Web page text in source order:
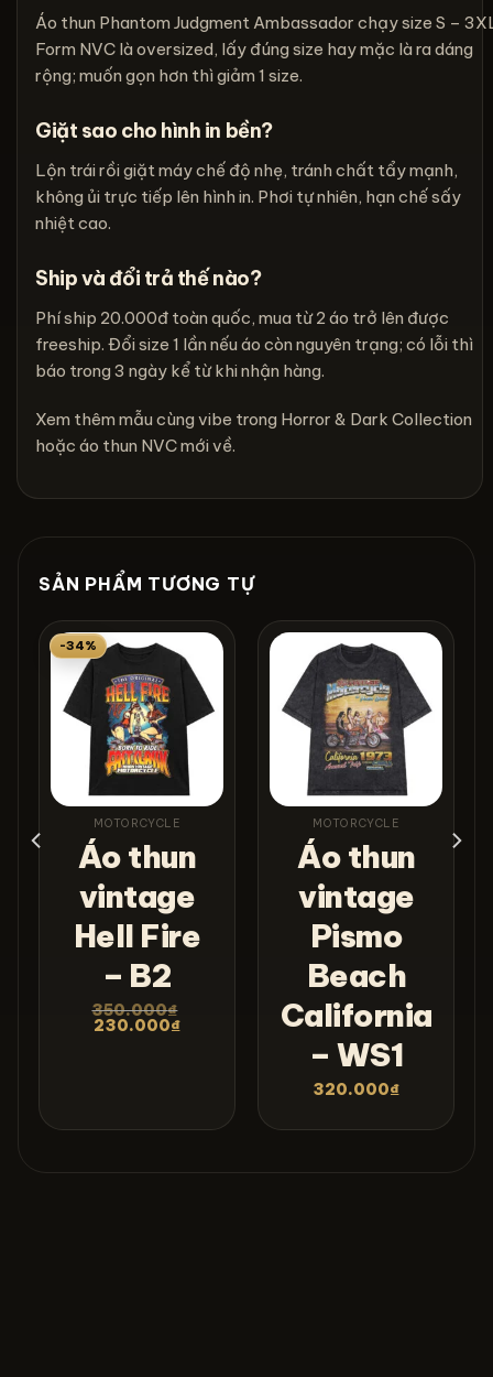
Áo thun Phantom Judgment Ambassador chạy size S –
Form NVC là oversized, lấy đúng size hay mặc là ra dáng
rộng; muốn gọn hơn thì giảm 1 size.
Giặt sao cho hình in bền?
Lộn trái rồi giặt máy chế độ nhẹ, tránh chất tẩy mạnh,
không ủi trực tiếp lên hình in. Phơi tự nhiên, hạn chế sấy
nhiệt cao.
Ship và đổi trả thế nào?
Phí ship 20.000đ toàn quốc, mua từ 2 áo trở lên được
freeship. Đổi size 1 lần nếu áo còn nguyên trạng; có lỗi thì
báo trong 3 ngày kể từ khi nhận hàng.
Xem thêm mẫu cùng vibe trong Horror & Dark Collection
hoặc áo thun NVC mới về.
SẢN PHẨM TƯƠNG TỰ
-34%
MOTORCYCLE
Áo thun
vintage
Hell Fire
– B2
350.000₫
230.000₫
MOTORCYCLE
Áo thun
vintage
Pismo
Beach
California
– WS1
320.000₫